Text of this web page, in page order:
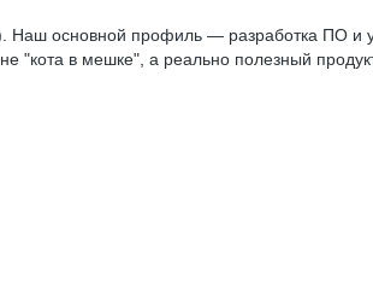
основной профиль — разработка ПО и
"кота в мешке", а реально полезный